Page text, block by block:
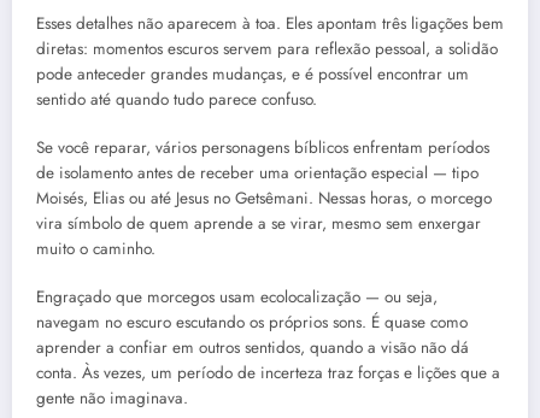
Esses detalhes não aparecem à toa. Eles apontam três ligações bem
diretas: momentos escuros servem para reflexão pessoal, a solidão
pode anteceder grandes mudanças, e é possível encontrar um
sentido até quando tudo parece confuso.
Se você reparar, vários personagens bíblicos enfrentam períodos
de isolamento antes de receber uma orientação especial — tipo
Moisés, Elias ou até Jesus no Getsêmani. Nessas horas, o morcego
vira símbolo de quem aprende a se virar, mesmo sem enxergar
muito o caminho.
Engraçado que morcegos usam ecolocalização — ou seja,
navegam no escuro escutando os próprios sons. É quase como
aprender a confiar em outros sentidos, quando a visão não dá
conta. Às vezes, um período de incerteza traz forças e lições que a
gente não imaginava.